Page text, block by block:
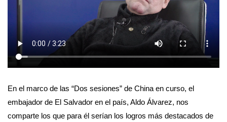
En el marco de las “Dos sesiones” de China en curso, el
embajador de El Salvador en el país, Aldo Álvarez, nos
comparte los que para él serían los logros más destacados de